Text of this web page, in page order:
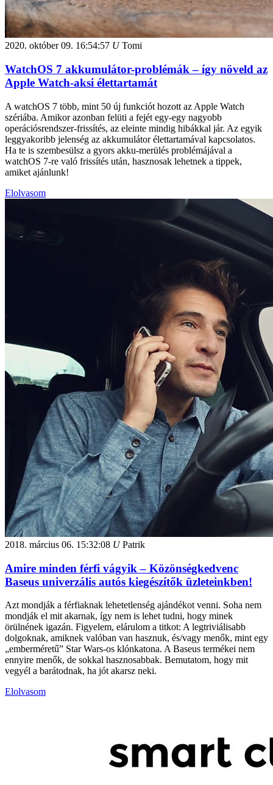
2020. október 09. 16:54:57 UTomi
WatchOS 7 akkumulátor-problémák – így növeld az
Apple Watch-aksi élettartamát
A watchOS 7 több, mint 50 új funkciót hozott az Apple Watch
szériába. Amikor azonban felüti a fejét egy-egy nagyobb
operációsrendszer-frissítés, az eleinte mindig hibákkal jár. Az egyik
leggyakoribb jelenség az akkumulátor élettartamával kapcsolatos.
Ha te is szembesülsz a gyors akku-merülés problémájával a
watchOS 7-re való frissítés után, hasznosak lehetnek a tippek,
amiket ajánlunk!
Elolvasom
2018. március 06. 15:32:08 UPatrik
Amire minden férfi vágyik – Közönségkedvenc
Baseus univerzális autós kiegészítők üzleteinkben!
Azt mondják a férfiaknak lehetetlenség ajándékot venni. Soha nem
mondják el mit akarnak, így nem is lehet tudni, hogy minek
örülnének igazán. Figyelem, elárulom a titkot: A legtriviálisabb
dolgoknak, amiknek valóban van hasznuk, és/vagy menők, mint egy
„emberméretű” Star Wars-os klónkatona. A Baseus termékei nem
ennyire menők, de sokkal hasznosabbak. Bemutatom, hogy mit
vegyél a barátodnak, ha jót akarsz neki.
Elolvasom